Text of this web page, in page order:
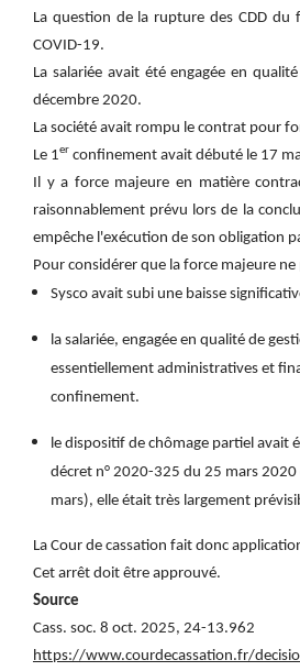
La question de la rupture des CDD
COVID-19.
La salariée avait été engagée en
décembre 2020.
La société avait rompu le contrat pour
Le 1er confinement avait débuté le 17
Il y a force majeure en matière
raisonnablement prévu lors de la
empêche l'exécution de son obligation
Pour considérer que la force majeure
Sysco avait subi une baisse
la salariée, engagée en qualité de
essentiellement administratives et
confinement.
le dispositif de chômage partiel avait
décret n° 2020-325 du 25 mars
mars), elle était très largement
La Cour de cassation fait donc
Cet arrêt doit être approuvé.
Source
Cass. soc. 8 oct. 2025, 24-13.962
https://www.courdecassation.fr/